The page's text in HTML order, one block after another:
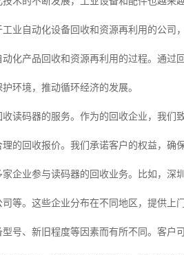
业自动化设备回收和资源再利用的公司
化产品回收和资源再利用的过程。通
环境，推动循环经济的发展。
读码器的服务。作为的回收企业，我们
的回收报价。我们承诺客户的权益，确
企业参与读码器的回收业务。比如，深
等。这些企业分布在不同地区，提供上
型号、新旧程度等因素而有所不同。客